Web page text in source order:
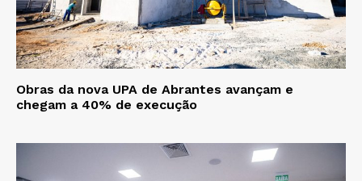
Obras da nova UPA de Abrantes avançam e
chegam a 40% de execução